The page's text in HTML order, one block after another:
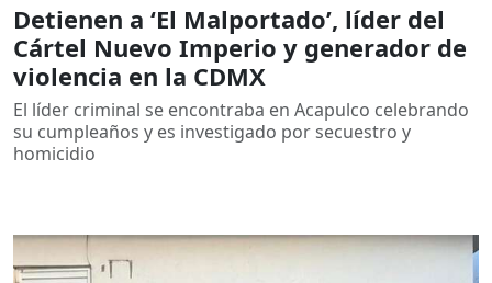
Detienen a ‘El Malportado’, líder del
Cártel Nuevo Imperio y generador de
violencia en la CDMX
El líder criminal se encontraba en Acapulco celebrando
su cumpleaños y es investigado por secuestro y
homicidio